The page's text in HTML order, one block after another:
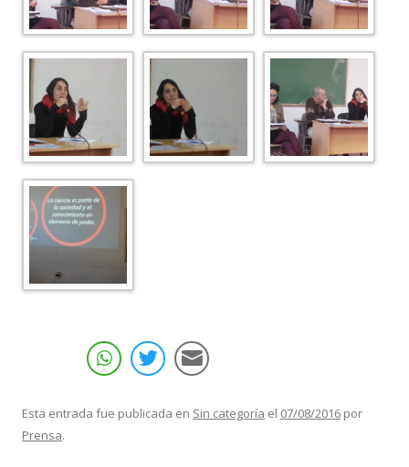
Esta entrada fue publicada en Sin categoría el 07/08/2016 por
Prensa.